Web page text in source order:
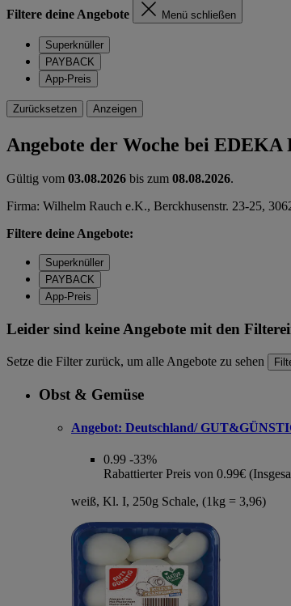
Filtere deine Angebote Menü schließen
Superknüller
PAYBACK
App-Preis
Zurücksetzen Anzeigen
Angebote der Woche bei EDEKA
Gültig vom 03.08.2026 bis zum 08.08.2026.
Firma: Wilhelm Rauch e.K., Berckhusenstr. 23-25,
Filtere deine Angebote:
Superknüller
PAYBACK
App-Preis
Leider sind keine Angebote mit den
Setze die Filter zurück, um alle Angebote zu sehen
Obst & Gemüse
Angebot: Deutschland/
0.99 -33%
Rabattierter Preis von 0.99€
weiß, Kl. I, 250g Schale, (1kg = 3,96)